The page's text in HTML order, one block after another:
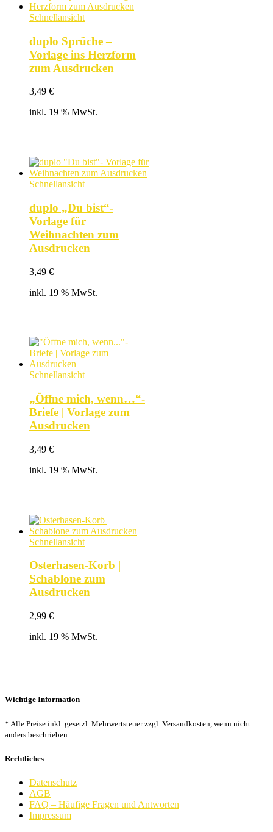
Schnellansicht
duplo Sprüche –
Vorlage ins Herzform
zum Ausdrucken
3,49 €
inkl. 19 % MwSt.
Schnellansicht
duplo „Du bist“-
Vorlage für
Weihnachten zum
Ausdrucken
3,49 €
inkl. 19 % MwSt.
Schnellansicht
„Öffne mich, wenn…“-
Briefe | Vorlage zum
Ausdrucken
3,49 €
inkl. 19 % MwSt.
Schnellansicht
Osterhasen-Korb |
Schablone zum
Ausdrucken
2,99 €
inkl. 19 % MwSt.
Wichtige Information
* Alle Preise inkl. gesetzl. Mehrwertsteuer zzgl. Versandkosten, wenn nicht
anders beschrieben
Rechtliches
Datenschutz
AGB
FAQ – Häufige Fragen und Antworten
Impressum